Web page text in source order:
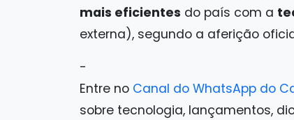
mais eficientes do país com a
externa), segundo a aferição
-
Entre no Canal do WhatsApp do
sobre tecnologia, lançamentos,